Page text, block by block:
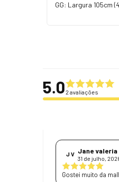
GG: Largura 105cm
5.0 2 avaliações
J V Jane
31 de julho,
Gostei muito da